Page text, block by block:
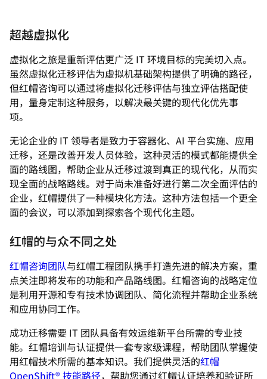
超越虚拟化
虚拟化之旅是重新评估更广泛 IT 环境目标的完美切入点。
虽然虚拟化迁移评估为虚拟机基础架构提供了明确的路径，
但红帽咨询可以通过将虚拟化迁移评估与独立评估搭配使
用，量身定制这种服务，以解决最关键的现代化优先事
项。
无论企业的 IT 领导者是致力于容器化、AI 平台实施、应用
迁移，还是改善开发人员体验，这种灵活的模式都能提供全
面的路线图，帮助企业从迁移过渡到真正的现代化，从而实
现全面的战略路线。对于尚未准备好进行第二次全面评估的
企业，红帽提供了一种模块化方法。这种方法包括一个更全
面的会议，可以添加到探索各个现代化主题。
红帽的与众不同之处
红帽咨询团队与红帽工程团队携手打造先进的解决方案，重
点关注即将发布的功能和产品路线图。红帽咨询的战略定位
是利用开源和专有技术协调团队、简化流程并帮助企业系统
和应用协同工作。
成功迁移需要 IT 团队具备有效运维新平台所需的专业技
能。红帽培训与认证提供一套专家级课程，帮助团队掌握使
用红帽技术所需的基本知识。我们提供灵活的红帽
OpenShift® 技能路径，帮助您通过红帽认证培养和验证所